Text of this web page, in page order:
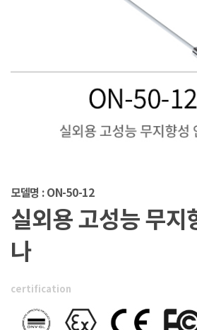
모델명 : ON-50-12
실외용 고성능 무지
나
certification